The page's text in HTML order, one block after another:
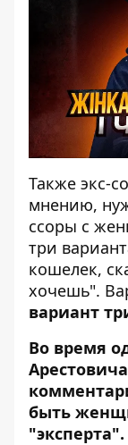
Также экс-
мнению,
ссоры с
три
кошелек,
хочешь".
вариант
Во время
быть
"эксперта".